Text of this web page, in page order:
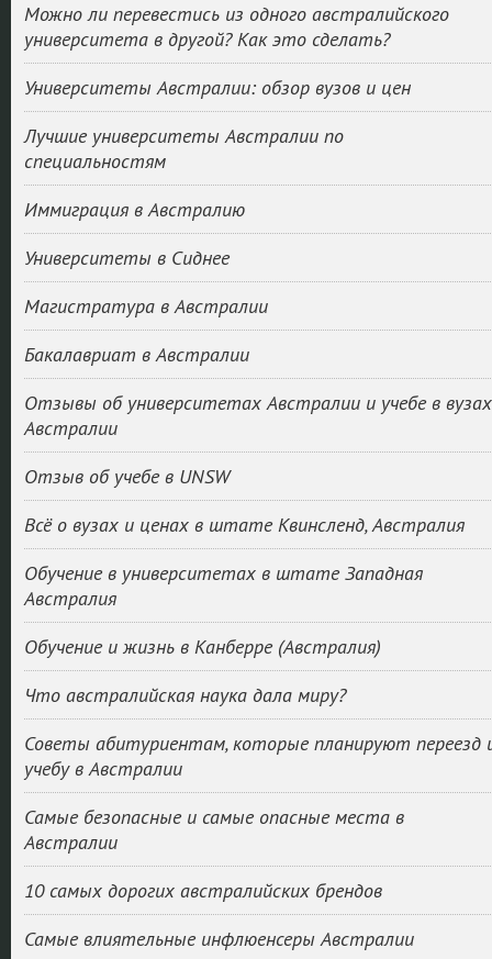
Можно ли перевестись из одного австралийского
университета в другой? Как это сделать?
Университеты Австралии: обзор вузов и цен
Лучшие университеты Австралии по
специальностям
Иммиграция в Австралию
Университеты в Сиднее
Магистратура в Австралии
Бакалавриат в Австралии
Отзывы об университетах Австралии и учебе в вузах
Австралии
Отзыв об учебе в UNSW
Всё о вузах и ценах в штате Квинсленд, Австралия
Обучение в университетах в штате Западная
Австралия
Обучение и жизнь в Канберре (Австралия)
Что австралийская наука дала миру?
Советы абитуриентам, которые планируют переезд
учебу в Австралии
Самые безопасные и самые опасные места в
Австралии
10 самых дорогих австралийских брендов
Самые влиятельные инфлюенсеры Австралии